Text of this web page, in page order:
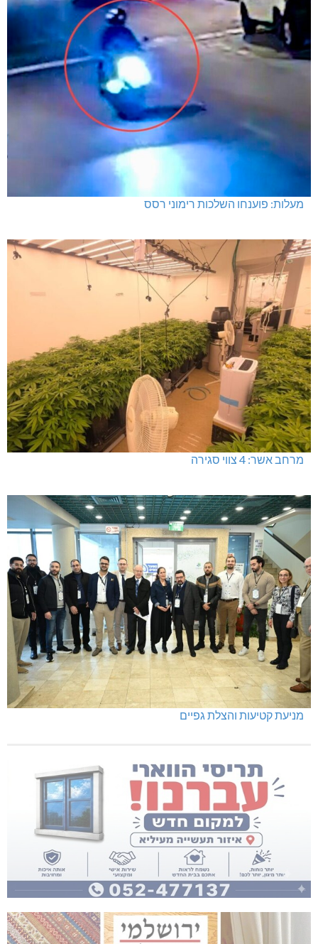
מעלות: פוענחו השלכות רימוני רסס
מרחב אשר: 4 צווי סגירה
מניעת קטיעות והצלת גפיים